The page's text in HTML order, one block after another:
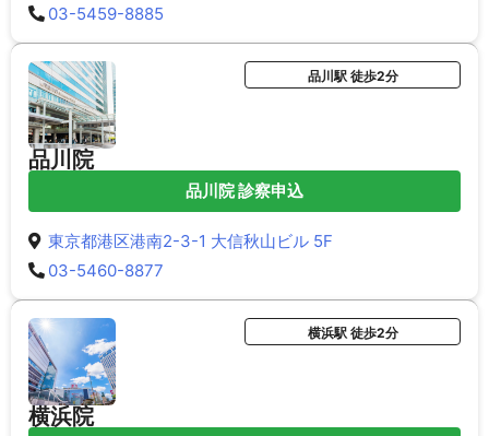
03-5459-8885
品川院
品川駅 徒歩2分
品川院 診察申込
東京都港区港南2-3-1 大信秋山ビル 5F
03-5460-8877
横浜院
横浜駅 徒歩2分